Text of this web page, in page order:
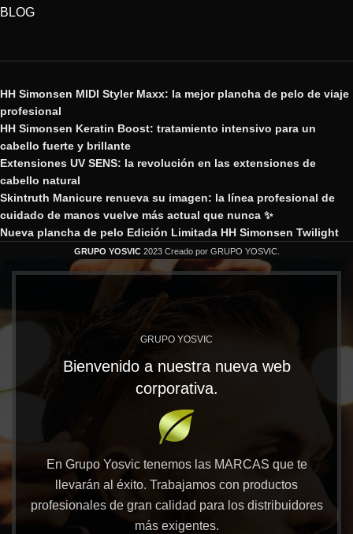
BLOG
HH Simonsen MIDI Styler Maxx: la mejor plancha de pelo de viaje
profesional
HH Simonsen Keratin Boost: tratamiento intensivo para un
cabello fuerte y brillante
Extensiones UV SENS: la revolución en las extensiones de
cabello natural
Skintruth Manicure renueva su imagen: la línea profesional de
cuidado de manos vuelve más actual que nunca ✨
Nueva plancha de pelo Edición Limitada HH Simonsen Twilight
GRUPO YOSVIC 2023 Creado por GRUPO YOSVIC.
GRUPO YOSVIC
Bienvenido a nuestra nueva web
corporativa.
En Grupo Yosvic tenemos las MARCAS que te
llevarán al éxito. Trabajamos con productos
profesionales de gran calidad para los distribuidores
más exigentes.